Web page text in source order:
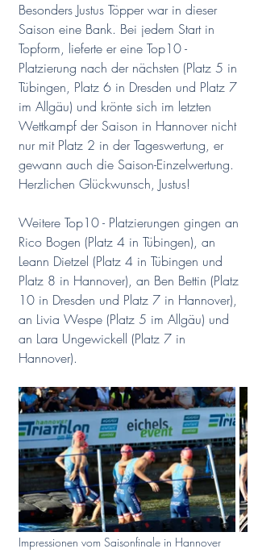
Besonders Justus Töpper war in dieser
Saison eine Bank. Bei jedem Start in
Topform, lieferte er eine Top10 -
Platzierung nach der nächsten (Platz 5 in
Tübingen, Platz 6 in Dresden und Platz 7
im Allgäu) und krönte sich im letzten
Wettkampf der Saison in Hannover nicht
nur mit Platz 2 in der Tageswertung, er
gewann auch die Saison-Einzelwertung.
Herzlichen Glückwunsch, Justus!
Weitere Top10 - Platzierungen gingen an
Rico Bogen (Platz 4 in Tübingen), an
Leann Dietzel (Platz 4 in Tübingen und
Platz 8 in Hannover), an Ben Bettin (Platz
10 in Dresden und Platz 7 in Hannover),
an Livia Wespe (Platz 5 im Allgäu) und
an Lara Ungewickell (Platz 7 in
Hannover).
Impressionen vom Saisonfinale in Hannover